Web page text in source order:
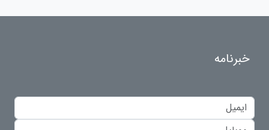
خبرنامه